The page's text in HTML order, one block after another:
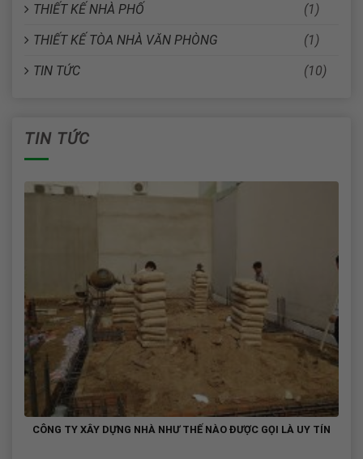
THIẾT KẾ NHÀ PHỐ
(1)
THIẾT KẾ TÒA NHÀ VĂN PHÒNG
(1)
TIN TỨC
(10)
TIN TỨC
CÔNG TY XÂY DỰNG NHÀ NHƯ THẾ NÀO ĐƯỢC GỌI LÀ UY TÍN